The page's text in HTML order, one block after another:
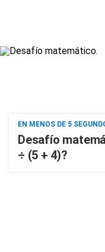
EN MENOS DE 5
Desafío
÷ (5 + 4)?